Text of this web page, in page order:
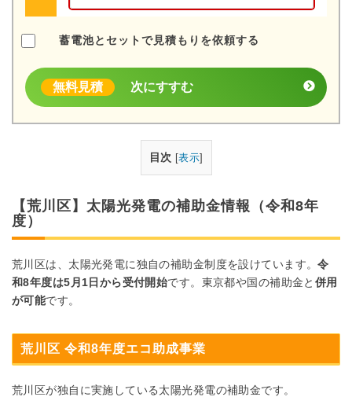
蓄電池とセットで見積もりを依頼する
無料見積 次にすすむ
目次 [表示
【荒川区】太陽光発電の補助金情報（令和8年
度）
荒川区は、太陽光発電に独自の補助金制度を設けています。令
和8年度は5月1日から受付開始です。東京都や国の補助金と 併用
が可能です。
荒川区 令和8年度エコ助成事業
荒川区が独自に実施している太陽光発電の補助金です。